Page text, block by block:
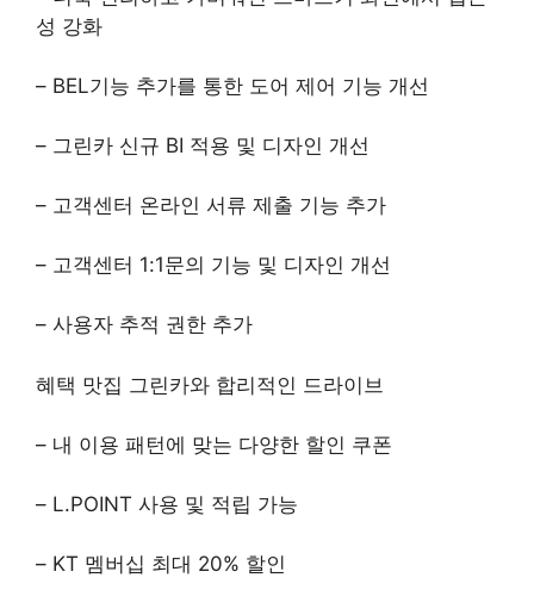
성 강화
– BEL기능 추가를 통한 도어 제어 기능 개선
– 그린카 신규 BI 적용 및 디자인 개선
– 고객센터 온라인 서류 제출 기능 추가
– 고객센터 1:1문의 기능 및 디자인 개선
– 사용자 추적 권한 추가
혜택 맛집 그린카와 합리적인 드라이브
– 내 이용 패턴에 맞는 다양한 할인 쿠폰
– L.POINT 사용 및 적립 가능
– KT 멤버십 최대 20% 할인